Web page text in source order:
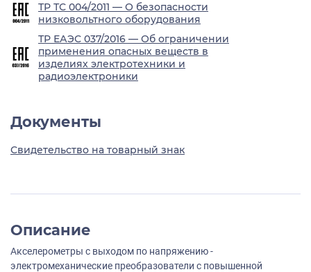
ТР ТС 004/2011 — О безопасности
низковольтного оборудования
ТР ЕАЭС 037/2016 — Об ограничении
применения опасных веществ в
изделиях электротехники и
радиоэлектроники
Документы
Свидетельство на товарный знак
Описание
Акселерометры с выходом по напряжению -
электромеханические преобразователи с повышенной